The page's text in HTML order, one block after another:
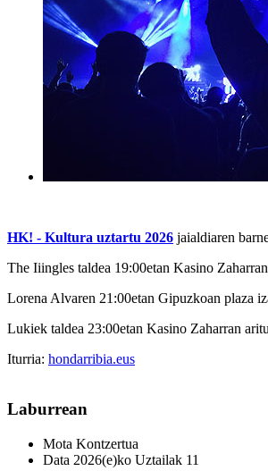
HK! - Kultura uztartu 2026 jaialdiaren
The Iiingles taldea 19:00etan Kasino
Lorena Alvaren 21:00etan Gipuzkoan plaza
Lukiek taldea 23:00etan Kasino Zaharran
Iturria: hondarribia.eus
Laburrean
Mota Kontzertua
Data 2026(e)ko Uztailak 11